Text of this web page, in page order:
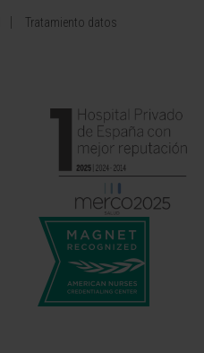
Tratamiento datos